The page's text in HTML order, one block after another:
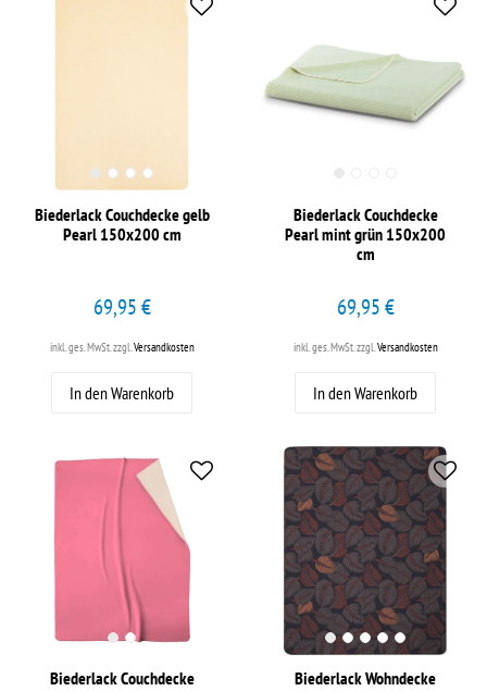
Biederlack Couchdecke gelb
Pearl 150x200 cm
69,95 €
inkl. ges. MwSt. zzgl. Versandkosten
In den Warenkorb
Biederlack Couchdecke
Pearl mint grün 150x200
cm
69,95 €
inkl. ges. MwSt. zzgl. Versandkosten
In den Warenkorb
Biederlack Couchdecke
Biederlack Wohndecke